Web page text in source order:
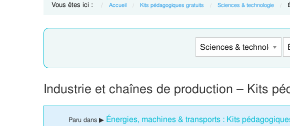
Vous êtes ici : Accueil Kits pédagogiques gratuits Sciences & technologie
Industrie et chaînes de production – Kits
Paru dans ▶ Énergies, machines & transports : Kits